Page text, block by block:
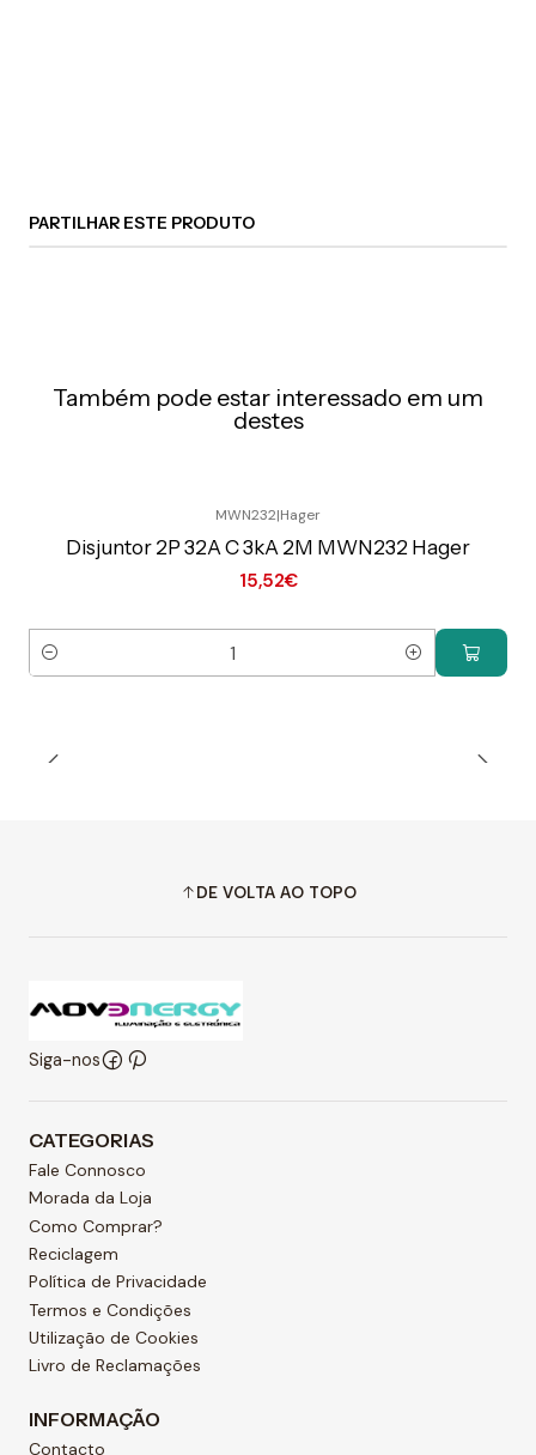
PARTILHAR ESTE PRODUTO
Também pode estar interessado em um
destes
MWN232|Hager
Disjuntor 2P 32A C 3kA 2M MWN232 Hager
15,52€
Quantidade
DE VOLTA AO TOPO
Siga-nos
CATEGORIAS
Fale Connosco
Morada da Loja
Como Comprar?
Reciclagem
Política de Privacidade
Termos e Condições
Utilização de Cookies
Livro de Reclamações
INFORMAÇÃO
Contacto